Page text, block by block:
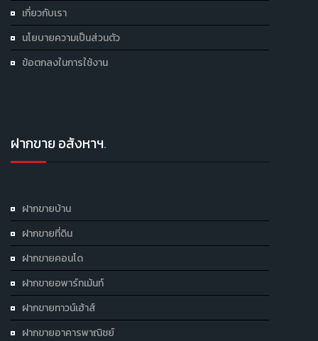
เกี่ยวกับเรา
นโยบายความเป็นส่วนตัว
ข้อตกลงในการใช้งาน
ฝากขาย อสังหาฯ.
ฝากขายบ้าน
ฝากขายที่ดิน
ฝากขายคอนโด
ฝากขายอพาร์ทเม้นท์
ฝากขายทาวน์เฮ้าส์
ฝากขายอาคารพาณิชย์